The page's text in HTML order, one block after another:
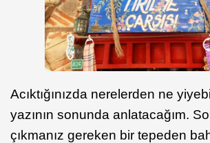
Acıktığınızda nerelerden ne
yazının sonunda anlatacağım.
çıkmanız gereken bir tepeden